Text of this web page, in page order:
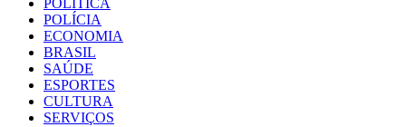
POLÍTICA
POLÍCIA
ECONOMIA
BRASIL
SAÚDE
ESPORTES
CULTURA
SERVIÇOS